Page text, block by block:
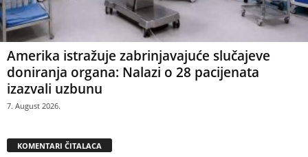
Amerika istražuje zabrinjavajuće slučajeve
doniranja organa: Nalazi o 28 pacijenata
izazvali uzbunu
7. August 2026.
KOMENTARI ČITALACA